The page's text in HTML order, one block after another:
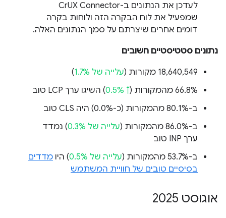
לעדכן את הנתונים ב-CrUX Connector
שמפעיל את לוח הבקרה הזה ולוחות בקרה
דומים אחרים שיצרתם על סמך הנתונים האלה.
נתונים סטטיסטיים חשובים
‫18,640,549 מקורות ( עלייה של 1.7%
)
‫66.8% מהמקורות (
↑ 0.5%
) השיגו ערך LCP טוב
ב-80.1% מהמקורות (
כ-0.0%
) היה CLS טוב
ב-86.0% מהמקורות (
עלייה של 0.3%
) נמדד
ערך INP טוב
ב-53.7% מהמקורות (
עלייה של 0.5% ) היו מדדים
בסיסיים טובים של חוויית המשתמש
אוגוסט 2025